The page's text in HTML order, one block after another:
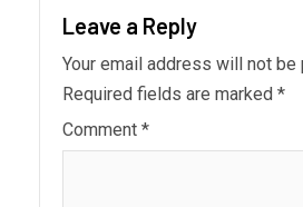
Leave a Reply
Your email address will not be
Required fields are marked *
Comment *